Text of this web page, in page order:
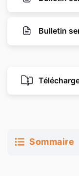
Bulletin
Sommaire